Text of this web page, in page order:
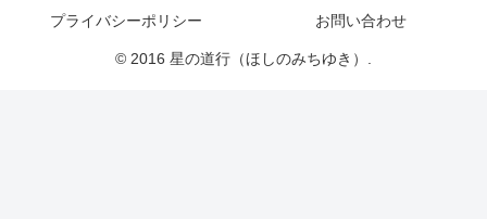
プライバシーポリシー
お問い合わせ
© 2016 星の道行（ほしのみちゆき）.